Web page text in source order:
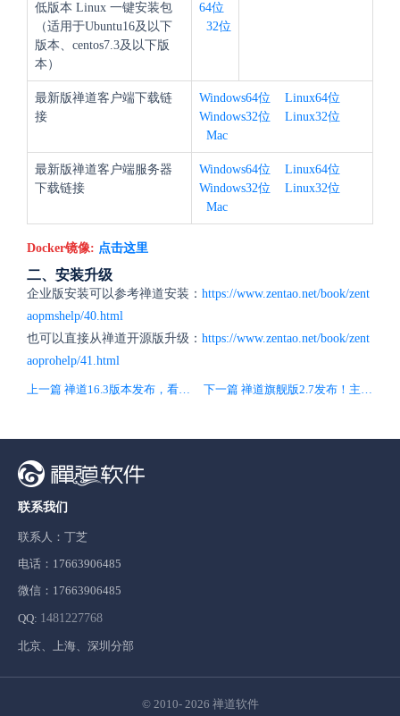
低版本 Linux 一键安装包
（适用于Ubuntu16及以下
版本、centos7.3及以下版
本）
64位
32位
最新版禅道客户端下载链
接
Windows64位
Linux64位
Windows32位
Linux32位
Mac
最新版禅道客户端服务器
下载链接
Windows64位
Linux64位
Windows32位
Linux32位
Mac
Docker镜像: 点击这里
二、安装升级
企业版安装可以参考禅道安装： https://www.zentao.net/book/zent
aopmshelp/40.html
也可以直接从禅道开源版升级： https://www.zentao.net/book/zent
aoprohelp/41.html
上一篇 禅道16.3版本发布，看板新增卡片导入、自定义列宽、自定义泳道高度、设置卡片完成状态等功能 下一篇 禅道旗舰版2.7发布！主要兼容开源版中通用看板的增强功能
联系我们
联系人：丁芝
电话：17663906485
微信：17663906485
QQ: 1481227768
北京、上海、深圳分部
© 2010- 2026 禅道软件